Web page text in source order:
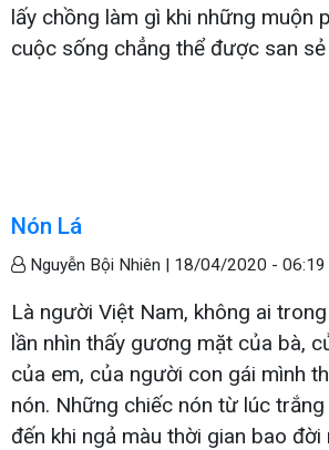
lấy chồng làm gì khi những muộn
cuộc sống chẳng thể được san
Nón Lá
Nguyễn Bội Nhiên | 18/04/2020 - 06:19
Là người Việt Nam, không ai
lần nhìn thấy gương mặt của bà,
của em, của người con gái mình
nón. Những chiếc nón từ lúc
đến khi ngả màu thời gian bao đời